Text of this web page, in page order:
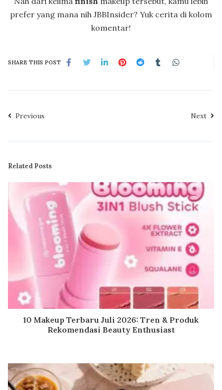
prefer yang mana nih JBBInsider? Yuk cerita di kolom
komentar!
SHARE THIS POST
Previous Next
Related Posts
10 Makeup Terbaru Juli 2026: Tren & Produk
Rekomendasi Beauty Enthusiast